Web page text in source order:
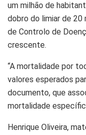
um milhão de
dobro do limiar de
de Controlo de
crescente.
“A mortalidade por
valores esperados
documento, que
mortalidade
Henrique Oliveira,